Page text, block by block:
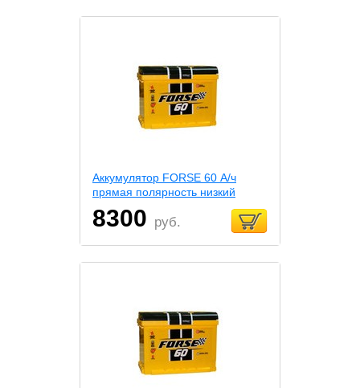
Аккумулятор FORSE 60 А/ч
прямая полярность низкий
8300 руб.